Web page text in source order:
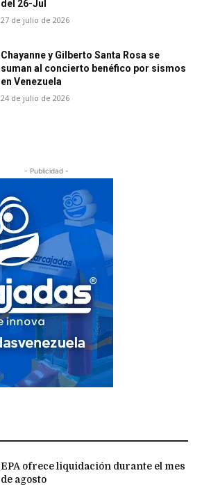
del 26-Jul
27 de julio de 2026
Chayanne y Gilberto Santa Rosa se
suman al concierto benéfico por sismos
en Venezuela
24 de julio de 2026
- Publicidad -
EPA ofrece liquidación durante el mes
de agosto